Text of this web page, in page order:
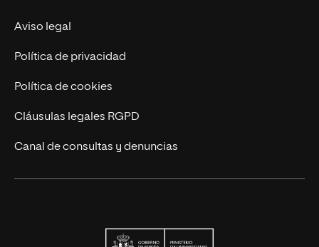
Actualidad
Contáctanos
Aviso legal
Política de privacidad
Política de cookies
Cláusulas legales RGPD
Canal de consultas y denuncias